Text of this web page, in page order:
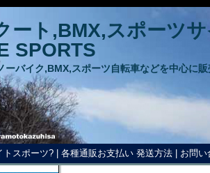
ート,BMX,スポーツ
SPORTS
ーバイク,BMX,スポーツ自転車などを中心に
トスポーツ? 各種通販お支払い 発送方法 お問い